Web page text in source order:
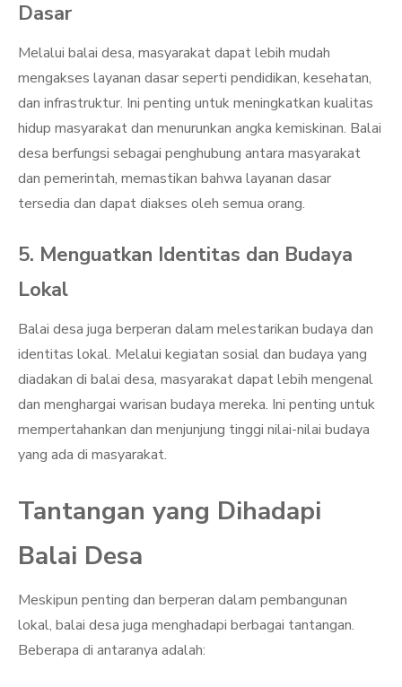
Dasar
Melalui balai desa, masyarakat dapat lebih mudah
mengakses layanan dasar seperti pendidikan, kesehatan,
dan infrastruktur. Ini penting untuk meningkatkan kualitas
hidup masyarakat dan menurunkan angka kemiskinan. Balai
desa berfungsi sebagai penghubung antara masyarakat
dan pemerintah, memastikan bahwa layanan dasar
tersedia dan dapat diakses oleh semua orang.
5. Menguatkan Identitas dan Budaya
Lokal
Balai desa juga berperan dalam melestarikan budaya dan
identitas lokal. Melalui kegiatan sosial dan budaya yang
diadakan di balai desa, masyarakat dapat lebih mengenal
dan menghargai warisan budaya mereka. Ini penting untuk
mempertahankan dan menjunjung tinggi nilai-nilai budaya
yang ada di masyarakat.
Tantangan yang Dihadapi
Balai Desa
Meskipun penting dan berperan dalam pembangunan
lokal, balai desa juga menghadapi berbagai tantangan.
Beberapa di antaranya adalah: